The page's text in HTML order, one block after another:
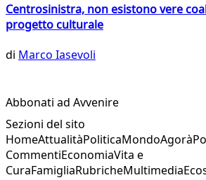
Centrosinistra, non esistono vere
progetto culturale
di Marco Iasevoli
Abbonati ad Avvenire
Sezioni del sito
HomeAttualitàPoliticaMondoAgorà
CommentiEconomiaVita e
CuraFamigliaRubricheMultimedia